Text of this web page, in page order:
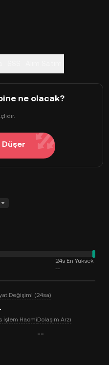
ne olacak?
Düşer
24s En Yüksek
--
Değişimi (24sa)
İşlem HacmiDolaşım Arzı
--